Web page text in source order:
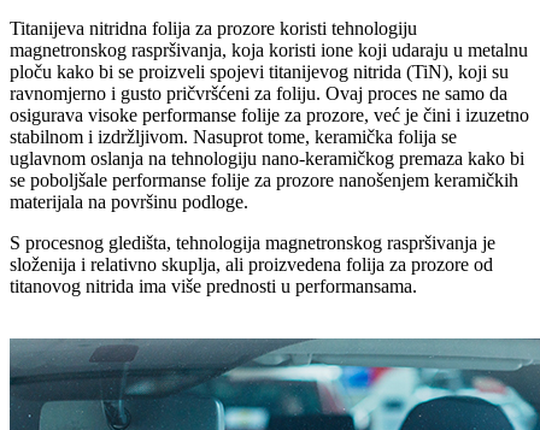
Titanijeva nitridna folija za prozore koristi tehnologiju
magnetronskog raspršivanja, koja koristi ione koji udaraju u metalnu
ploču kako bi se proizveli spojevi titanijevog nitrida (TiN), koji su
ravnomjerno i gusto pričvršćeni za foliju. Ovaj proces ne samo da
osigurava visoke performanse folije za prozore, već je čini i izuzetno
stabilnom i izdržljivom. Nasuprot tome, keramička folija se
uglavnom oslanja na tehnologiju nano-keramičkog premaza kako bi
se poboljšale performanse folije za prozore nanošenjem keramičkih
materijala na površinu podloge.
S procesnog gledišta, tehnologija magnetronskog raspršivanja je
složenija i relativno skuplja, ali proizvedena folija za prozore od
titanovog nitrida ima više prednosti u performansama.